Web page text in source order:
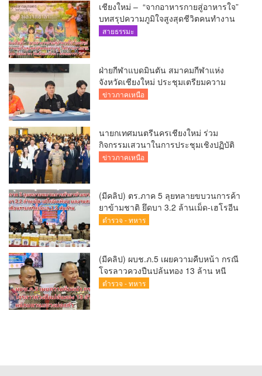
เชียงใหม่ – “จากอาหารกายสู่อาหารใจ”
บทสรุปความภูมิใจสูงสุดชีวิตคนทำงาน
ได้ถวายรายงาน “โคก หนอง นา วัดสันมะ
สายธรรมะ
ฝ่ายกีฬาแบดมินตัน สมาคมกีฬาแห่ง
จังหวัดเชียงใหม่ ประชุมเตรียมความ
พร้อมคัดเลือกนักกีฬาเยาวชน ยุวชน และ
ข่าวภาคเหนือ
นายกเทศมนตรีนครเชียงใหม่ ร่วม
กิจกรรมเสวนาในการประชุมเชิงปฏิบัติ
การป้องกันการทุจริตเชิงรุก ขับเคลื่อน
ข่าวภาคเหนือ
(มีคลิป) ตร.ภาค 5 ลุยทลายขบวนการค้า
ยาข้ามชาติ ยึดบา 3.2 ล้านเม็ด-เฮโรอีน
เพียบ ผลงานสะสม 10 เดือนรวบทรัพย์
ตำรวจ - ทหาร
(มีคลิป) ผบช.ภ.5 เผยความคืบหน้า กรณี
โจรลาวควงปืนปล้นทอง 13 ล้าน หนี
กบดานแขวงบ่อแก้ว
ตำรวจ - ทหาร